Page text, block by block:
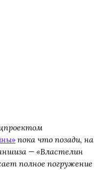
пока что позади, на
— «Властелин
полное погружение